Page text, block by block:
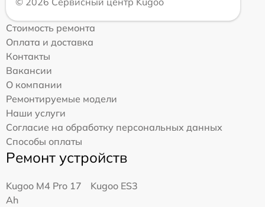
Стоимость ремонта
Оплата и доставка
Контакты
Вакансии
О компании
Ремонтируемые модели
Наши услуги
Согласие на обработку персональных данных
Способы оплаты
Ремонт устройств
Kugoo M4 Pro 17
Ah
Kugoo ES3